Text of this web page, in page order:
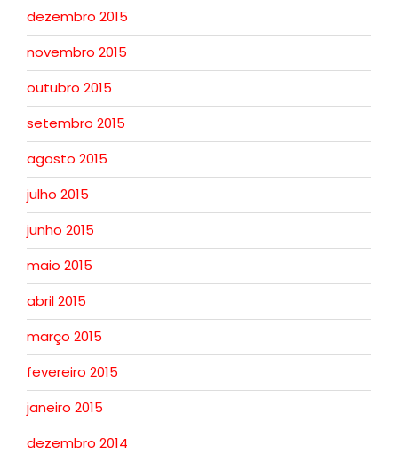
dezembro 2015
novembro 2015
outubro 2015
setembro 2015
agosto 2015
julho 2015
junho 2015
maio 2015
abril 2015
março 2015
fevereiro 2015
janeiro 2015
dezembro 2014